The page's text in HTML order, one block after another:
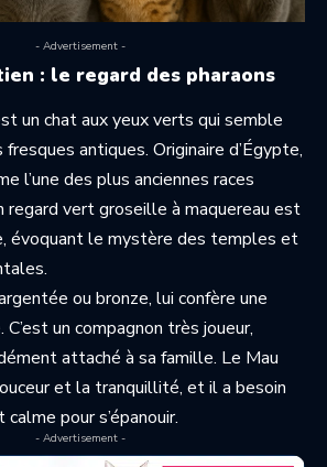
- Advertisement -
: le regard des pharaons
un chat aux yeux verts qui semble
antiques. Originaire d’Égypte,
l’une des plus anciennes races
regard vert groseille à maquereau est
évoquant le mystère des temples et
ou bronze, lui confère une
un compagnon très joueur,
attaché à sa famille. Le Mau
et la tranquillité, et il a besoin
calme pour s’épanouir.
- Advertisement -